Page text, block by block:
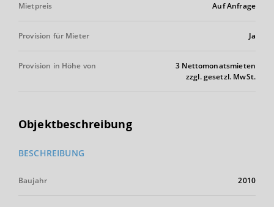
Mietpreis Auf Anfrage
Provision für Mieter Ja
Provision in Höhe von
3 Nettomonatsmieten
zzgl. gesetzl. MwSt.
Objektbeschreibung
BESCHREIBUNG
Baujahr 2010